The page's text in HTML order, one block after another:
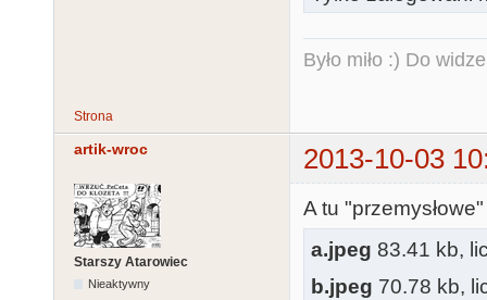
Było miło :) Do
Strona
artik-wroc 2013-10-03
Starszy Atarowiec
Nieaktywny
A tu
a.jpeg 83.41 kb,
b.jpeg 70.78 kb,